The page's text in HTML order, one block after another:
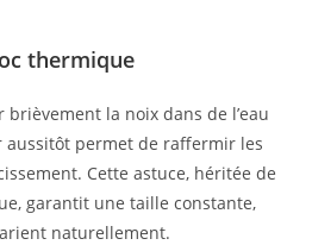
thermique
la noix dans de l’eau
permet de raffermir les
Cette astuce, héritée de
garantit une taille constante,
naturellement.